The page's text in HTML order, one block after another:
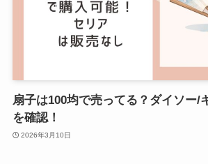
扇子は100均で売ってる？ダイソー/
を確認！
2026年3月10日